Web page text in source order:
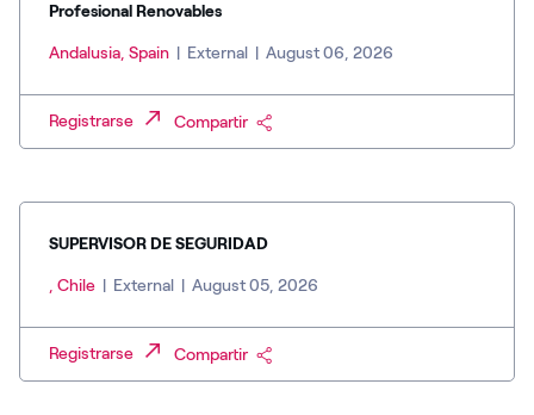
Profesional Renovables
Andalusia, Spain | External | August 06, 2026
Registrarse Compartir
SUPERVISOR DE SEGURIDAD
, Chile | External | August 05, 2026
Registrarse Compartir